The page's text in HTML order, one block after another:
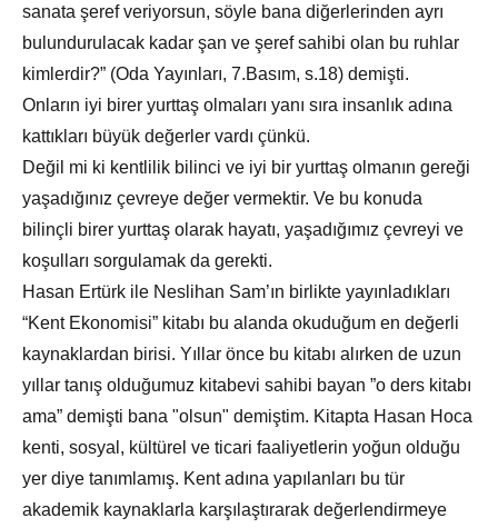
sanata şeref veriyorsun, söyle bana diğerlerinden ayrı
bulundurulacak kadar şan ve şeref sahibi olan bu ruhlar
kimlerdir?” (Oda Yayınları, 7.Basım, s.18) demişti.
Onların iyi birer yurttaş olmaları yanı sıra insanlık adına
kattıkları büyük değerler vardı çünkü.
Değil mi ki kentlilik bilinci ve iyi bir yurttaş olmanın gereği
yaşadığınız çevreye değer vermektir. Ve bu konuda
bilinçli birer yurttaş olarak hayatı, yaşadığımız çevreyi ve
koşulları sorgulamak da gerekti.
Hasan Ertürk ile Neslihan Sam’ın birlikte yayınladıkları
“Kent Ekonomisi” kitabı bu alanda okuduğum en değerli
kaynaklardan birisi. Yıllar önce bu kitabı alırken de uzun
yıllar tanış olduğumuz kitabevi sahibi bayan ”o ders kitabı
ama” demişti bana "olsun" demiştim. Kitapta Hasan Hoca
kenti, sosyal, kültürel ve ticari faaliyetlerin yoğun olduğu
yer diye tanımlamış. Kent adına yapılanları bu tür
akademik kaynaklarla karşılaştırarak değerlendirmeye